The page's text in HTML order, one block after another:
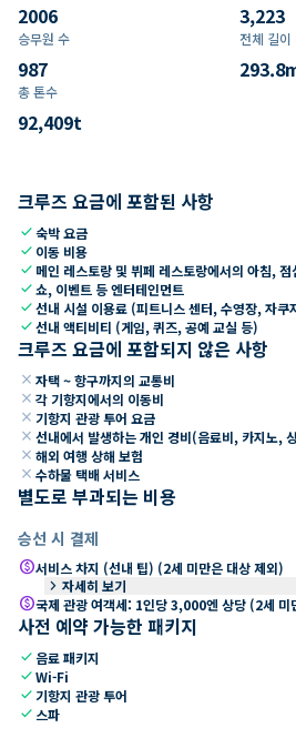
2006 3,223
승무원 수
987
전체 길
293.8
총 톤수
92,409t
크루즈 요금에 포함된 사항
check숙박 요금
check 이동 비용
check 메인 레스토랑 및 뷔페 레스토랑에서의 아침,
check쇼, 이벤트 등 엔터테인먼트
check선내 시설 이용료 (피트니스 센터, 수영장, 자쿠
check선내 액티비티 (게임, 퀴즈, 공예 교실 등)
크루즈 요금에 포함되지 않은 사항
close 자택 ~ 항구까지의 교통비
close 각 기항지에서의 이동비
close 기항지 관광 투어 요금
close 선내에서 발생하는 개인 경비(음료비, 카지노,
close 해외 여행 상해 보험
close 수하물 택배 서비스
별도로 부과되는 비용
승선 시 결제
paid서비스 차지 (선내 팁) (2세 미만은 대상 제외)
keyboard_arrow_right 자세히 보기
paid국제 관광 여객세: 1인당 3,000엔 상당 (2세
사전 예약 가능한 패키지
check 음료 패키지
checkWi-Fi
check 기항지 관광 투어
check 스파